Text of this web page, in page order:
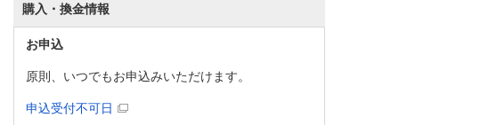
購入・換金情報
お申込
原則、いつでもお申込みいただけます。
申込受付不可日